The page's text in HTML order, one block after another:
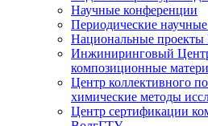
Научные конференции
Периодические
Национальные проекты
Инжиниринговый
композиционные
Центр коллективного
химические методы
Центр сертификации